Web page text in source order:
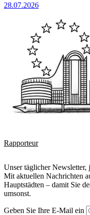
28.07.2026
Rapporteur
Unser täglicher
Mit aktuellen Nachrichten
Hauptstädten – damit Sie
umsonst.
Geben Sie Ihre E-Mail ein